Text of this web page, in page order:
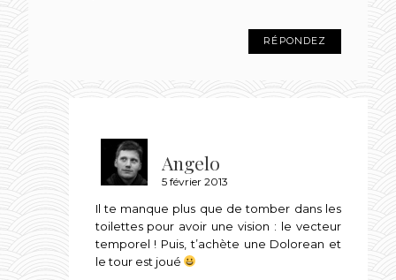
RÉPONDEZ
Angelo
5 février 2013
Il te manque plus que de tomber dans les
toilettes pour avoir une vision : le vecteur
temporel ! Puis, t’achète une Dolorean et
le tour est joué